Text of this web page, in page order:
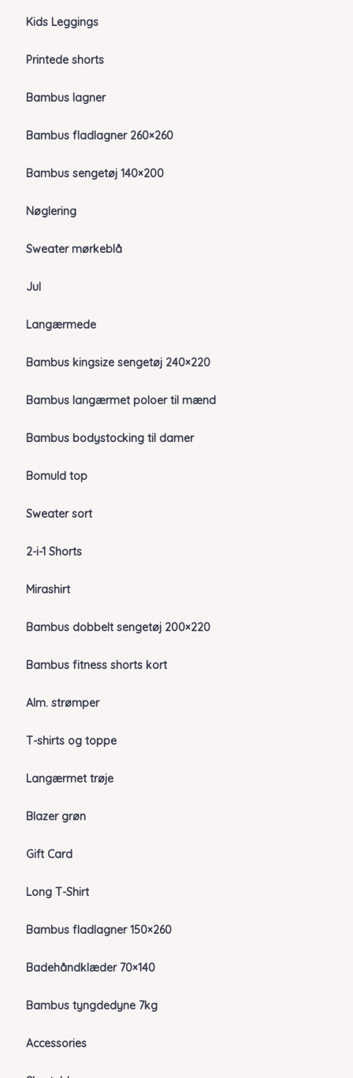
Kids Leggings
Printede shorts
Bambus lagner
Bambus fladlagner 260×260
Bambus sengetøj 140×200
Nøglering
Sweater mørkeblå
Jul
Langærmede
Bambus kingsize sengetøj 240×220
Bambus langærmet poloer til mænd
Bambus bodystocking til damer
Bomuld top
Sweater sort
2-i-1 Shorts
Mirashirt
Bambus dobbelt sengetøj 200×220
Bambus fitness shorts kort
Alm. strømper
T-shirts og toppe
Langærmet trøje
Blazer grøn
Gift Card
Long T-Shirt
Bambus fladlagner 150×260
Badehåndklæder 70×140
Bambus tyngdedyne 7kg
Accessories